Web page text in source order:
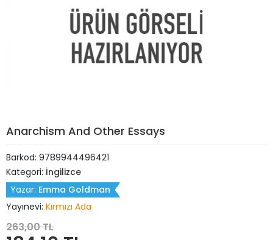
Anarchism And Other Essays
Barkod: 9789944496421
Kategori: İngilizce
Yazar: Emma Goldman
Yayınevi: Kırmızı Ada
263,00 TL